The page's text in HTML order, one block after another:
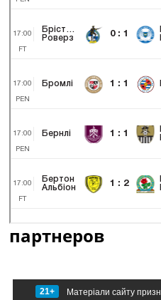
партнеров
21+ Матеріали сайту